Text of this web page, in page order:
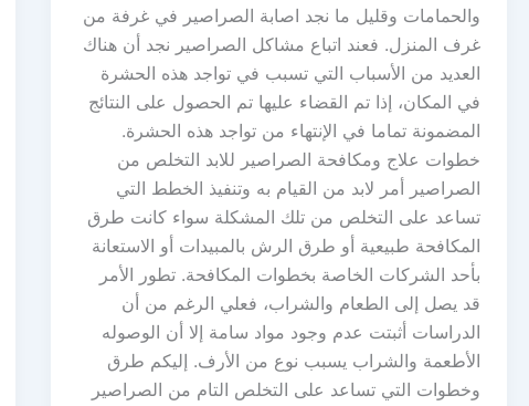
والحمامات وقليل ما نجد اصابة الصراصير في غرفة من
غرف المنزل. فعند اتباع مشاكل الصراصير نجد أن هناك
العديد من الأسباب التي تسبب في تواجد هذه الحشرة
في المكان، إذا تم القضاء عليها تم الحصول على النتائج
المضمونة تماما في الإنتهاء من تواجد هذه الحشرة.
خطوات علاج ومكافحة الصراصير للابد التخلص من
الصراصير أمر لابد من القيام به وتنفيذ الخطط التي
تساعد على التخلص من تلك المشكلة سواء كانت طرق
المكافحة طبيعية أو طرق الرش بالمبيدات أو الاستعانة
بأحد الشركات الخاصة بخطوات المكافحة. تطور الأمر
قد يصل إلى الطعام والشراب، فعلي الرغم من أن
الدراسات أثبتت عدم وجود مواد سامة إلا أن الوصوله
الأطعمة والشراب يسبب نوع من الأرف. إليكم طرق
وخطوات التي تساعد على التخلص التام من الصراصير